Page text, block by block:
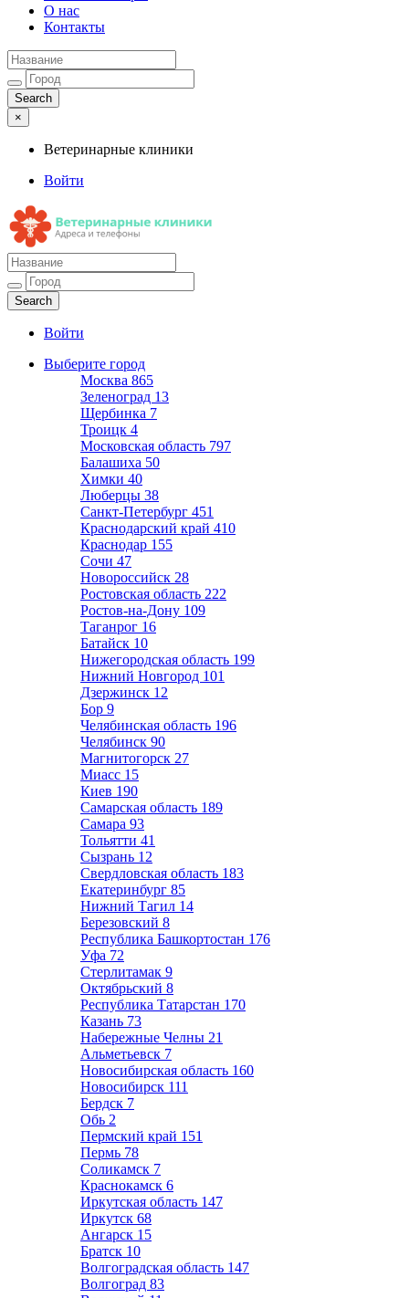
О нас
Контакты
×
Ветеринарные клиники
Войти
Ветеринарные клиники
Адреса и телефоны
Войти
Выберите город
Москва 865
Зеленоград 13
Щербинка 7
Троицк 4
Московская область 797
Балашиха 50
Химки 40
Люберцы 38
Санкт-Петербург 451
Краснодарский край 410
Краснодар 155
Сочи 47
Новороссийск 28
Ростовская область 222
Ростов-на-Дону 109
Таганрог 16
Батайск 10
Нижегородская область 199
Нижний Новгород 101
Дзержинск 12
Бор 9
Челябинская область 196
Челябинск 90
Магнитогорск 27
Миасс 15
Киев 190
Самарская область 189
Самара 93
Тольятти 41
Сызрань 12
Свердловская область 183
Екатеринбург 85
Нижний Тагил 14
Березовский 8
Республика Башкортостан 176
Уфа 72
Стерлитамак 9
Октябрьский 8
Республика Татарстан 170
Казань 73
Набережные Челны 21
Альметьевск 7
Новосибирская область 160
Новосибирск 111
Бердск 7
Обь 2
Пермский край 151
Пермь 78
Соликамск 7
Краснокамск 6
Иркутская область 147
Иркутск 68
Ангарск 15
Братск 10
Волгоградская область 147
Волгоград 83